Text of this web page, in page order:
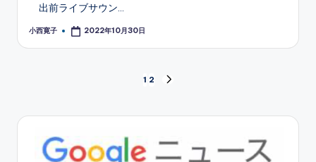
出前ライブサウン…
Posted
小西寛子 2022年10月30日
稿
1 2